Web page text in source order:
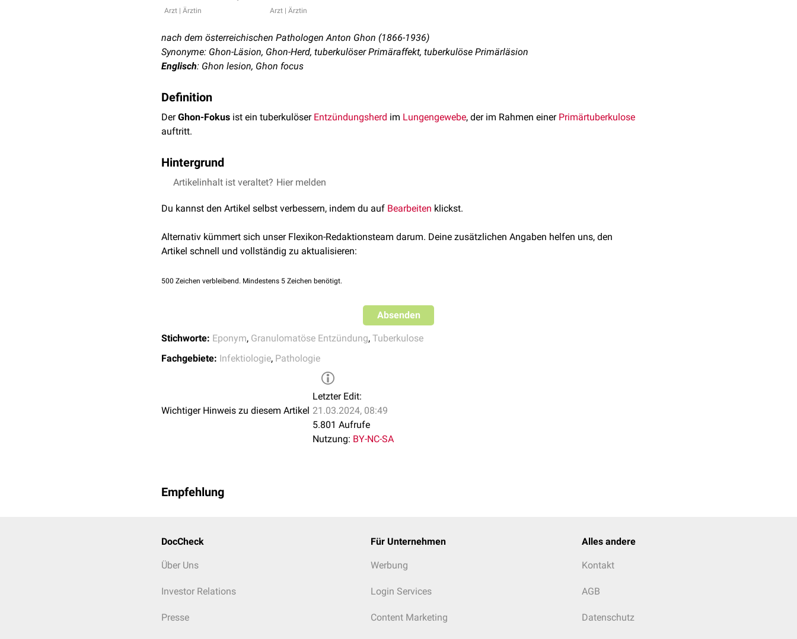
Arzt | Ärztin Arzt | Ärztin
nach dem österreichischen Pathologen Anton Ghon (1866-1936)
Synonyme: Ghon-Läsion, Ghon-Herd, tuberkulöser Primäraffekt, tuberkulöse Primärläsion
Englisch: Ghon lesion, Ghon focus
Definition
DerGhon-Fokus ist ein tuberkulöser Entzündungsherd im Lungengewebe, der im Rahmen einer Primärtuberkulose
auftritt.
Hintergrund
Die Zellwand von Mycobacterium tuberculosis
ihrenlytischen Enzymen. In der Folge kommt es zu einer chronischengranulomatösen Entzündung
desUnterlappensder Lunge lokalisiert.
Sind die regionalen Lymphknoten mitbetroffen, spricht man von einem
Artikelinhalt ist veraltet? Hier melden
Du kannst den Artikel selbst verbessern, indem du auf Bearbeiten klickst.
Alternativ kümmert sich unser Flexikon-Redaktionsteam darum. Deine zusätzlichen Angaben helfen uns, den
Artikel schnell und vollständig zu aktualisieren:
500 Zeichen verbleibend. Mindestens 5 Zeichen benötigt.
Absenden
Stichworte: Eponym, Granulomatöse Entzündung, Tuberkulose
Fachgebiete: Infektiologie, Pathologie
Wichtiger Hinweis zu diesem Artikel
Letzter Edit:
21.03.2024, 08:49
5.801 Aufrufe
Nutzung: BY-NC-SA
Empfehlung
DocCheck
Über Uns
Investor Relations
Presse
Für Unternehmen
Werbung
Login Services
Content Marketing
Alles andere
Kontakt
AGB
Datenschutz